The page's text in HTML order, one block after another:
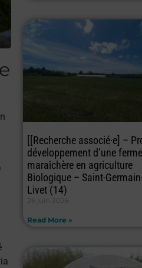
[[Recherche associé·e] –
développement d’une ferme
maraîchère en agriculture
Biologique – Saint-
Livet (14)
26 juin 2026
Read More »